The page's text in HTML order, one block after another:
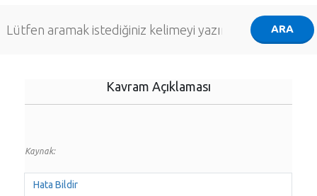
Kavram Açıklaması
Kaynak:
Hata Bildir